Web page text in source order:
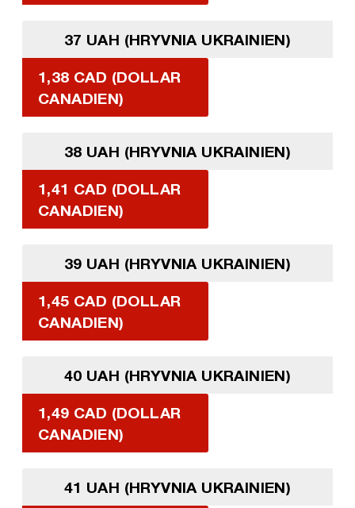
37 UAH (HRYVNIA UKRAINIEN)
1,38 CAD (DOLLAR
CANADIEN)
38 UAH (HRYVNIA UKRAINIEN)
1,41 CAD (DOLLAR
CANADIEN)
39 UAH (HRYVNIA UKRAINIEN)
1,45 CAD (DOLLAR
CANADIEN)
40 UAH (HRYVNIA UKRAINIEN)
1,49 CAD (DOLLAR
CANADIEN)
41 UAH (HRYVNIA UKRAINIEN)